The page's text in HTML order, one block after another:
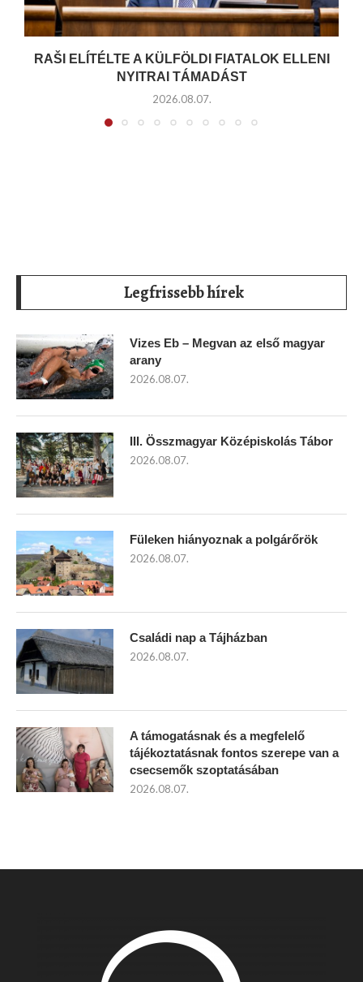
RAŠI ELÍTÉLTE A KÜLFÖLDI FIATALOK ELLENI
NYITRAI TÁMADÁST
2026.08.07.
Legfrissebb hírek
Vizes Eb – Megvan az első magyar
arany
2026.08.07.
III. Összmagyar Középiskolás Tábor
2026.08.07.
Füleken hiányoznak a polgárőrök
2026.08.07.
Családi nap a Tájházban
2026.08.07.
A támogatásnak és a megfelelő
tájékoztatásnak fontos szerepe van a
csecsemők szoptatásában
2026.08.07.